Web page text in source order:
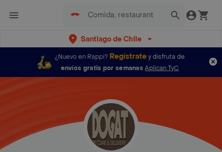
Santiago de Chile
¿Nuevo en Rappi? Regístratey disfruta de
envíos gratis por semanas Aplican TyC